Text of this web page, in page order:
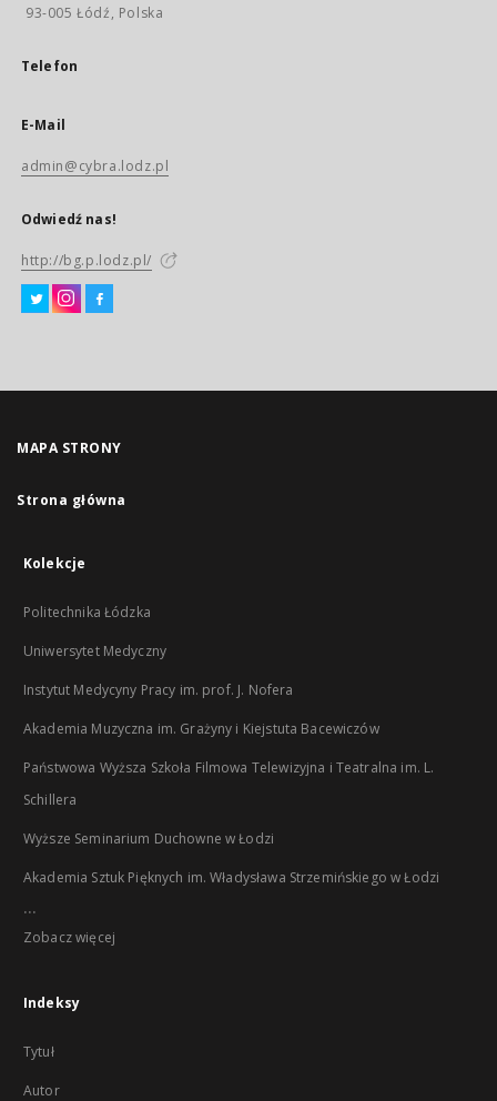
93-005 Łódź, Polska
Telefon
E-Mail
admin@cybra.lodz.pl
Odwiedź nas!
http://bg.p.lodz.pl/
MAPA STRONY
Strona główna
Kolekcje
Politechnika Łódzka
Uniwersytet Medyczny
Instytut Medycyny Pracy im. prof. J. Nofera
Akademia Muzyczna im. Grażyny i Kiejstuta Bacewiczów
Państwowa Wyższa Szkoła Filmowa Telewizyjna i Teatralna im. L.
Schillera
Wyższe Seminarium Duchowne w Łodzi
Akademia Sztuk Pięknych im. Władysława Strzemińskiego w Łodzi
...
Zobacz więcej
Indeksy
Tytuł
Autor